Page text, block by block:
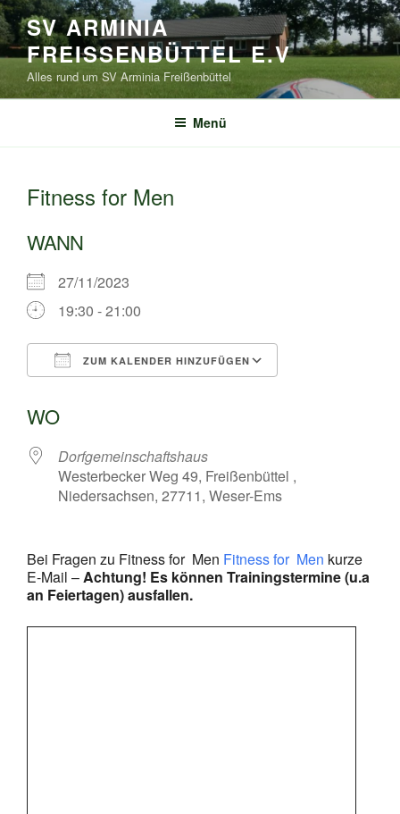
Zum
Inhalt
springen
SV ARMINIA
FREISSENBÜTTEL E.V
Alles rund um SV Arminia Freißenbüttel
Menü
Fitness for Men
WANN
27/11/2023
19:30 - 21:00
ZUM KALENDER HINZUFÜGEN
WO
Dorfgemeinschaftshaus
Westerbecker Weg 49, Freißenbüttel ,
Niedersachsen, 27711, Weser-Ems
Bei Fragen zu Fitness for Men Fitness for Men kurze
E-Mail – Achtung! Es können Trainingstermine (u.a
an Feiertagen) ausfallen.